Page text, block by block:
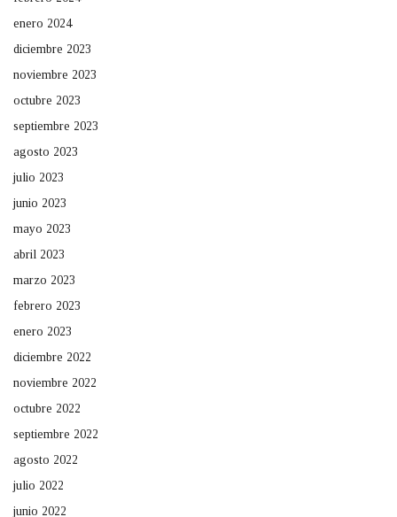
enero 2024
diciembre 2023
noviembre 2023
octubre 2023
septiembre 2023
agosto 2023
julio 2023
junio 2023
mayo 2023
abril 2023
marzo 2023
febrero 2023
enero 2023
diciembre 2022
noviembre 2022
octubre 2022
septiembre 2022
agosto 2022
julio 2022
junio 2022